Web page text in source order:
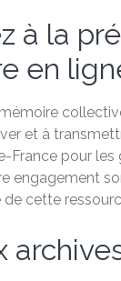
à la
en
et à
France pour
engagement
de cette